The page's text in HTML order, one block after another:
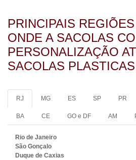
PRINCIPAIS
ONDE A SACOLAS
PERSONALIZAÇÃO
SACOLAS
RJ MG ES SP PR
BA CE GO e DF AM
Rio de Janeiro
São Gonçalo
Duque de Caxias